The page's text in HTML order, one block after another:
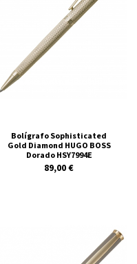
Bolígrafo Sophisticated
Gold Diamond HUGO BOSS
Dorado HSY7994E
89,00 €